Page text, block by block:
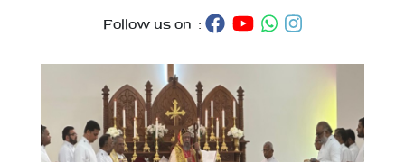
Follow us on :